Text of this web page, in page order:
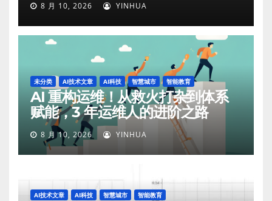
8 月 10, 2026 YINHUA
未分类 AI技术文章 AI科技 智慧城市 智能教育
AI 重构运维！从救火打杂到体系
赋能，3 年运维人的进阶之路
8 月 10, 2026 YINHUA
AI技术文章 AI科技 智慧城市 智能教育